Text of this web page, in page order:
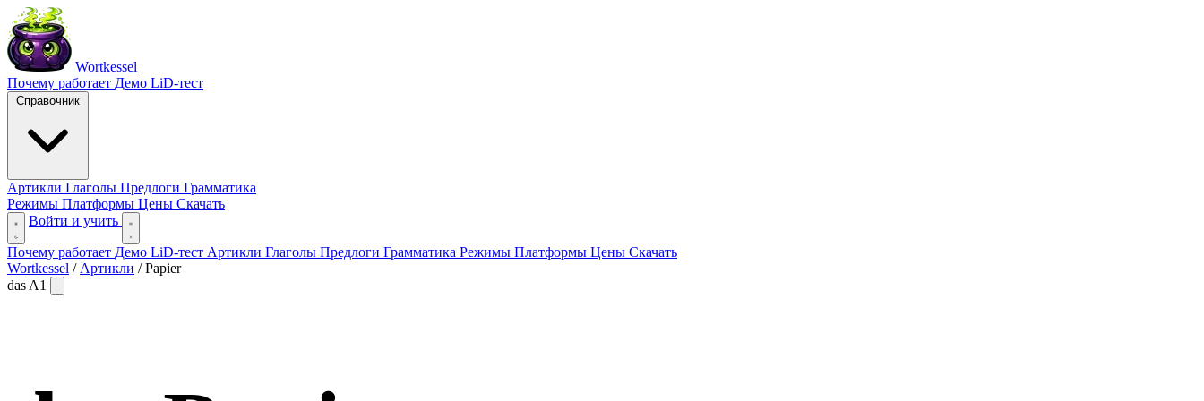
Wortkessel
Почему работает Демо LiD-тест
Справочник
Артикли Глаголы Предлоги Грамматика
Режимы Платформы Цены Скачать
Войти и учить
Почему работает Демо LiD-тест Артикли Глаголы Предлоги Грамматика Режимы Платформы Цены Скачать
Wortkessel / Артикли / Papier
das A1